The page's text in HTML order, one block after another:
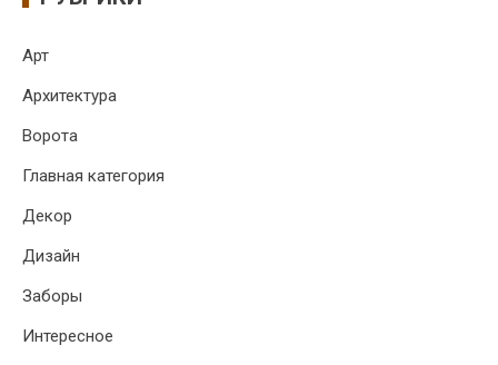
Арт
Архитектура
Ворота
Главная категория
Декор
Дизайн
Заборы
Интересное